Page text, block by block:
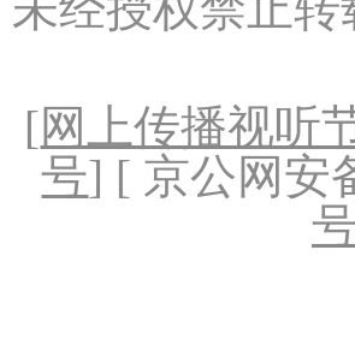
[网上传播视听
号] [ 京公网安